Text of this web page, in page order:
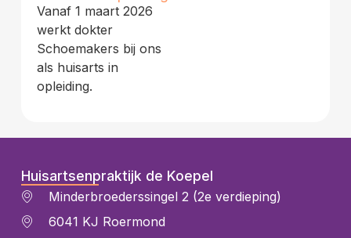
Vanaf 1 maart 2026
werkt dokter
Schoemakers bij ons
als huisarts in
opleiding.
Huisartsenpraktijk de Koepel
Minderbroederssingel 2 (2e verdieping)
6041 KJ Roermond